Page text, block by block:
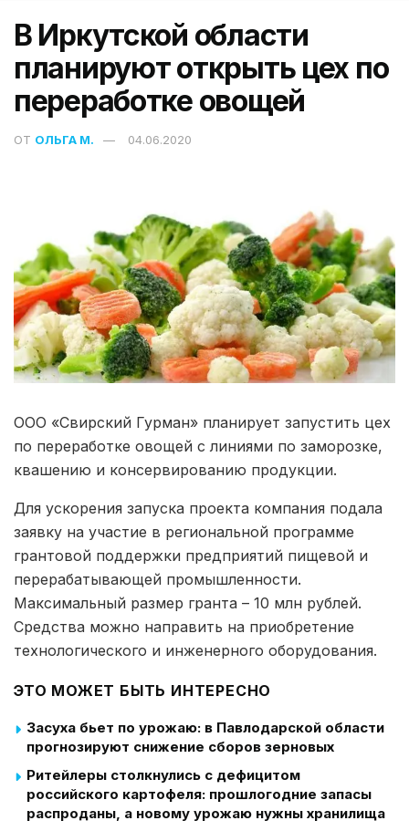
В Иркутской области
планируют открыть цех по
переработке овощей
ОТ ОЛЬГА М. 04.06.2020
ООО «Свирский Гурман» планирует запустить цех
по переработке овощей с линиями по заморозке,
квашению и консервированию продукции.
Для ускорения запуска проекта компания подала
заявку на участие в региональной программе
грантовой поддержки предприятий пищевой и
перерабатывающей промышленности.
Максимальный размер гранта – 10 млн рублей.
Средства можно направить на приобретение
технологического и инженерного оборудования.
ЭТО МОЖЕТ БЫТЬ ИНТЕРЕСНО
Засуха бьет по урожаю: в Павлодарской области
прогнозируют снижение сборов зерновых
Ритейлеры столкнулись с дефицитом
российского картофеля: прошлогодние запасы
распроданы, а новому урожаю нужны хранилища